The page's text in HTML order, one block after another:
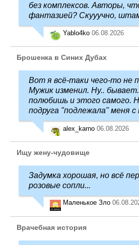
без комплексов. Авторы,
фантазией? Скууучно,
Yablo4ko 06.08.2026
Брошенка в Синих Дубах
Вот я всё-таки чего-то не
Мужик изменил. Ну..
полюбишь и этого самого.
подруга "подлежала" меня
alex_karno 06.08.2026
Ищу жену-чудовище
Задумка хорошая, но всё
розовые сопли...
Маленькое Зло
Врачебная история